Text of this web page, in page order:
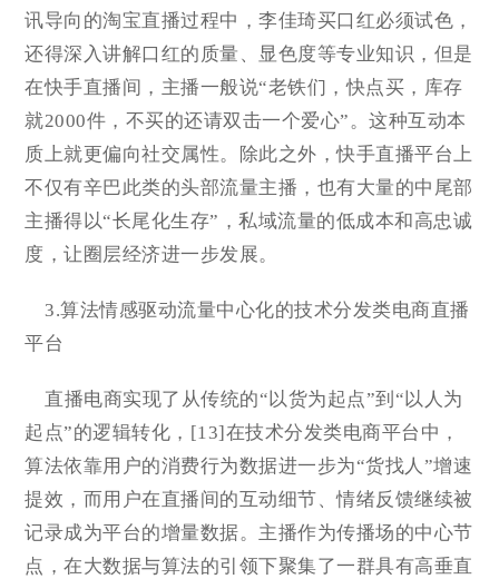
讯导向的淘宝直播过程中，李佳琦买口红必须试色，
还得深入讲解口红的质量、显色度等专业知识，但是
在快手直播间，主播一般说“老铁们，快点买，库存
就2000件，不买的还请双击一个爱心”。这种互动本
质上就更偏向社交属性。除此之外，快手直播平台上
不仅有辛巴此类的头部流量主播，也有大量的中尾部
主播得以“长尾化生存”，私域流量的低成本和高忠诚
度，让圈层经济进一步发展。
3.算法情感驱动流量中心化的技术分发类电商直播
平台
直播电商实现了从传统的“以货为起点”到“以人为
起点”的逻辑转化，[13]在技术分发类电商平台中，
算法依靠用户的消费行为数据进一步为“货找人”增速
提效，而用户在直播间的互动细节、情绪反馈继续被
记录成为平台的增量数据。主播作为传播场的中心节
点，在大数据与算法的引领下聚集了一群具有高垂直